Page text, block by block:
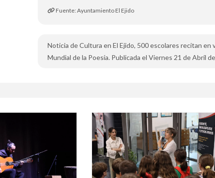
Fuente: Ayuntamiento El Ejido
Noticia de Cultura en El Ejido, 500 escolares recitan
Mundial de la Poesía. Publicada el Viernes 21 de Abril